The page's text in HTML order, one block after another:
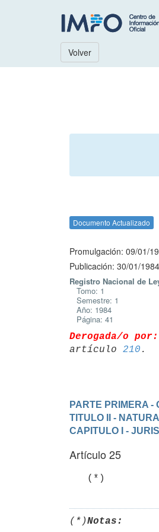
Volver
Documento Actualizado
Promulgación: 09/01/
Publicación: 30/01/1984
Registro Nacional de
Tomo: 1
Semestre: 1
Año: 1984
Página: 41
Derogada/o por:
artículo 210
PARTE PRIMERA -
TITULO II -
CAPITULO I -
Artículo 25
   (*)
(*)Notas: